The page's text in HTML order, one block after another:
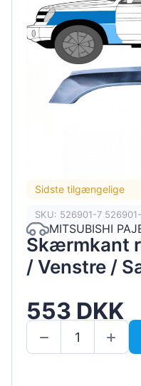
Sidste tilgængelige
SKU: 526901-7
MITSUBISHI
Skærmkant
/ Venstre /
553 DKK